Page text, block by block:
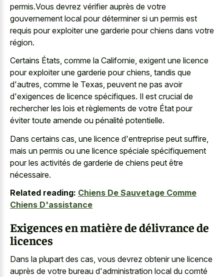
permis.Vous devrez vérifier auprès de votre
gouvernement local pour déterminer si un permis est
requis pour exploiter une garderie pour chiens dans votre
région.
Certains États, comme la Californie, exigent une licence
pour exploiter une garderie pour chiens, tandis que
d'autres, comme le Texas, peuvent ne pas avoir
d'exigences de licence spécifiques. Il est crucial de
rechercher les lois et règlements de votre État pour
éviter toute amende ou pénalité potentielle.
Dans certains cas, une licence d'entreprise peut suffire,
mais un permis ou une licence spéciale spécifiquement
pour les activités de garderie de chiens peut être
nécessaire.
Related reading: Chiens De Sauvetage Comme
Chiens D'assistance
Exigences en matière de délivrance de
licences
Dans la plupart des cas, vous devrez obtenir une licence
auprès de votre bureau d'administration local du comté